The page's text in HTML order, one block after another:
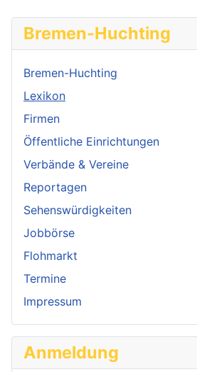
Bremen-Huchting
Bremen-Huchting
Lexikon
Firmen
Öffentliche Einrichtungen
Verbände & Vereine
Reportagen
Sehenswürdigkeiten
Jobbörse
Flohmarkt
Termine
Impressum
Anmeldung